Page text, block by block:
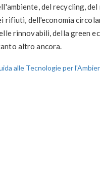
del recycling, del
rifiuti, dell'economia
rinnovabili, della green
altro ancora.
alle Tecnologie per